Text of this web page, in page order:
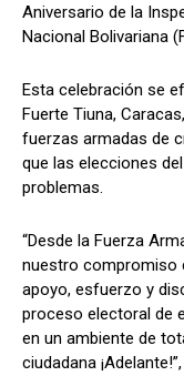
Aniversario de la
Nacional Bolivariana
Esta celebración se
Fuerte Tiuna,
fuerzas armadas de
que las elecciones
problemas.
“Desde la Fuerza
nuestro compromiso
apoyo, esfuerzo y
proceso electoral de
en un ambiente de
ciudadana